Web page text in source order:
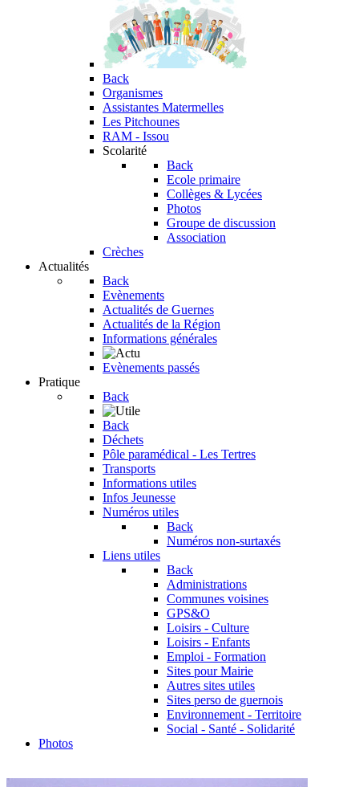
Back
Organismes
Assistantes Matermelles
Les Pitchounes
RAM - Issou
Scolarité
Back
Ecole primaire
Collèges & Lycées
Photos
Groupe de discussion
Association
Crèches
Actualités
Back
Evènements
Actualités de Guernes
Actualités de la Région
Informations générales
Evènements passés
Pratique
Back
Back
Déchets
Pôle paramédical - Les Tertres
Transports
Informations utiles
Infos Jeunesse
Numéros utiles
Back
Numéros non-surtaxés
Liens utiles
Back
Administrations
Communes voisines
GPS&O
Loisirs - Culture
Loisirs - Enfants
Emploi - Formation
Sites pour Mairie
Autres sites utiles
Sites perso de guernois
Environnement - Territoire
Social - Santé - Solidarité
Photos